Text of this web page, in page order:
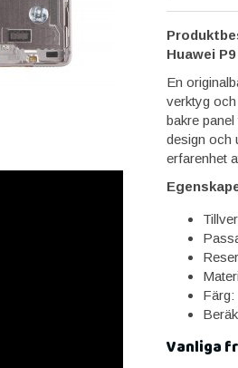
Huawei
En
verktyg
bakre
design och
erfarenhet
Färg:
Vanliga